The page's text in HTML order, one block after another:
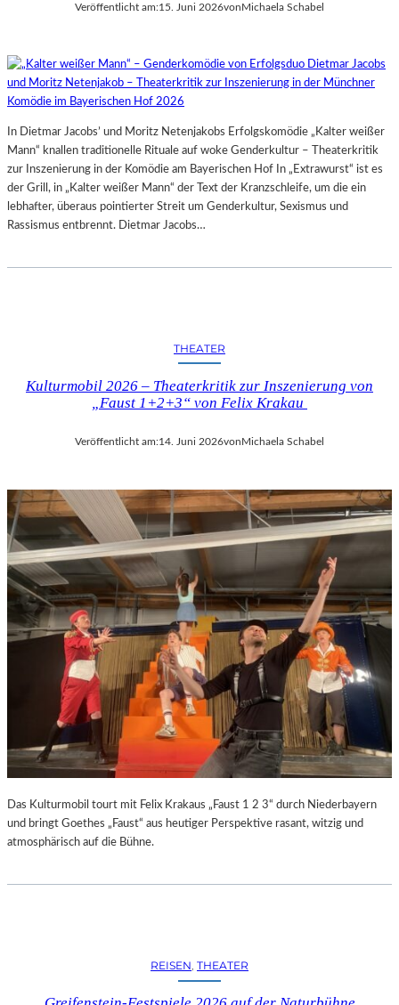
Veröffentlicht am:15. Juni 2026vonMichaela Schabel
In Dietmar Jacobs’ und Moritz Netenjakobs Erfolgskomödie „Kalter weißer
Mann“ knallen traditionelle Rituale auf woke Genderkultur – Theaterkritik
zur Inszenierung in der Komödie am Bayerischen Hof In „Extrawurst“ ist es
der Grill, in „Kalter weißer Mann“ der Text der Kranzschleife, um die ein
lebhafter, überaus pointierter Streit um Genderkultur, Sexismus und
Rassismus entbrennt. Dietmar Jacobs…
THEATER
Kulturmobil 2026 – Theaterkritik zur Inszenierung von
„Faust 1+2+3“ von Felix Krakau
Veröffentlicht am:14. Juni 2026vonMichaela Schabel
Das Kulturmobil tourt mit Felix Krakaus „Faust 1 2 3“ durch Niederbayern
und bringt Goethes „Faust“ aus heutiger Perspektive rasant, witzig und
atmosphärisch auf die Bühne.
REISEN, THEATER